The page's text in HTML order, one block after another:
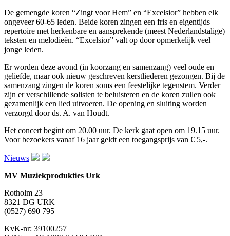
De gemengde koren “Zingt voor Hem” en “Excelsior” hebben elk
ongeveer 60-65 leden. Beide koren zingen een fris en eigentijds
repertoire met herkenbare en aansprekende (meest Nederlandstalige)
teksten en melodieën. “Excelsior” valt op door opmerkelijk veel
jonge leden.
Er worden deze avond (in koorzang en samenzang) veel oude en
geliefde, maar ook nieuw geschreven kerstliederen gezongen. Bij de
samenzang zingen de koren soms een feestelijke tegenstem. Verder
zijn er verschillende solisten te beluisteren en de koren zullen ook
gezamenlijk een lied uitvoeren. De opening en sluiting worden
verzorgd door ds. A. van Houdt.
Het concert begint om 20.00 uur. De kerk gaat open om 19.15 uur.
Voor bezoekers vanaf 16 jaar geldt een toegangsprijs van € 5,-.
Nieuws
MV Muziekprodukties Urk
Rotholm 23
8321 DG URK
(0527) 690 795
KvK-nr: 39100257